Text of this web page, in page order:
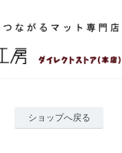
ショップへ戻る